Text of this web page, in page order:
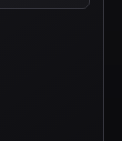
26.999.000 ₫.
tại